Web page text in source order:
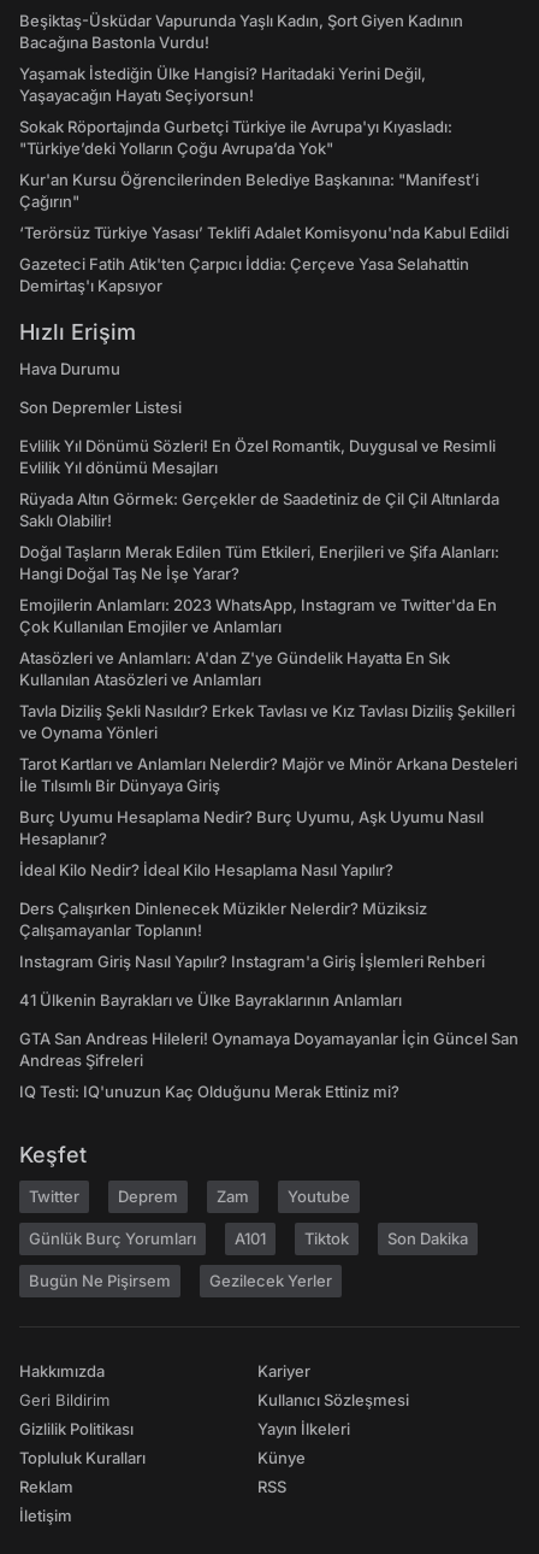
Beşiktaş-Üsküdar Vapurunda Yaşlı Kadın, Şort Giyen Kadının
Bacağına Bastonla Vurdu!
Yaşamak İstediğin Ülke Hangisi? Haritadaki Yerini Değil,
Yaşayacağın Hayatı Seçiyorsun!
Sokak Röportajında Gurbetçi Türkiye ile Avrupa'yı Kıyasladı:
"Türkiye’deki Yolların Çoğu Avrupa’da Yok"
Kur'an Kursu Öğrencilerinden Belediye Başkanına: "Manifest’i
Çağırın"
‘Terörsüz Türkiye Yasası’ Teklifi Adalet Komisyonu'nda Kabul Edildi
Gazeteci Fatih Atik'ten Çarpıcı İddia: Çerçeve Yasa Selahattin
Demirtaş'ı Kapsıyor
Hızlı Erişim
Hava Durumu
Son Depremler Listesi
Evlilik Yıl Dönümü Sözleri! En Özel Romantik, Duygusal ve Resimli
Evlilik Yıl dönümü Mesajları
Rüyada Altın Görmek: Gerçekler de Saadetiniz de Çil Çil Altınlarda
Saklı Olabilir!
Doğal Taşların Merak Edilen Tüm Etkileri, Enerjileri ve Şifa Alanları:
Hangi Doğal Taş Ne İşe Yarar?
Emojilerin Anlamları: 2023 WhatsApp, Instagram ve Twitter'da En
Çok Kullanılan Emojiler ve Anlamları
Atasözleri ve Anlamları: A'dan Z'ye Gündelik Hayatta En Sık
Kullanılan Atasözleri ve Anlamları
Tavla Diziliş Şekli Nasıldır? Erkek Tavlası ve Kız Tavlası Diziliş Şekilleri
ve Oynama Yönleri
Tarot Kartları ve Anlamları Nelerdir? Majör ve Minör Arkana Desteleri
İle Tılsımlı Bir Dünyaya Giriş
Burç Uyumu Hesaplama Nedir? Burç Uyumu, Aşk Uyumu Nasıl
Hesaplanır?
İdeal Kilo Nedir? İdeal Kilo Hesaplama Nasıl Yapılır?
Ders Çalışırken Dinlenecek Müzikler Nelerdir? Müziksiz
Çalışamayanlar Toplanın!
Instagram Giriş Nasıl Yapılır? Instagram'a Giriş İşlemleri Rehberi
41 Ülkenin Bayrakları ve Ülke Bayraklarının Anlamları
GTA San Andreas Hileleri! Oynamaya Doyamayanlar İçin Güncel San
Andreas Şifreleri
IQ Testi: IQ'unuzun Kaç Olduğunu Merak Ettiniz mi?
Keşfet
Twitter Deprem Zam Youtube
Günlük Burç Yorumları A101 Tiktok Son Dakika
Bugün Ne Pişirsem Gezilecek Yerler
Hakkımızda
Geri Bildirim
Gizlilik Politikası
Topluluk Kuralları
Reklam
İletişim
Kariyer
Kullanıcı Sözleşmesi
Yayın İlkeleri
Künye
RSS